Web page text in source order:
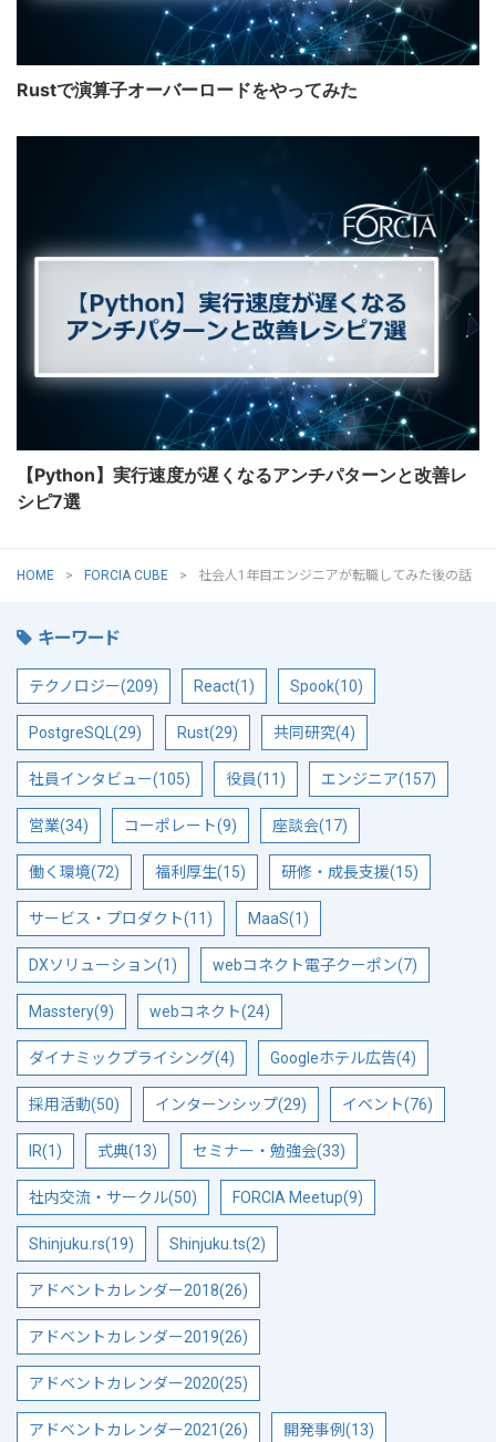
Rustで演算子オーバーロードをやってみた
【Python】実行速度が遅くなるアンチパターンと改善レ
シピ7選
HOME FORCIA CUBE 社会人1年目エンジニアが転職してみた後の話
キーワード
テクノロジー(209) React(1) Spook(10)
PostgreSQL(29) Rust(29) 共同研究(4)
社員インタビュー(105) 役員(11) エンジニア(157)
営業(34) コーポレート(9) 座談会(17)
働く環境(72) 福利厚生(15) 研修・成長支援(15)
サービス・プロダクト(11) MaaS(1)
DXソリューション(1) webコネクト電子クーポン(7)
Masstery(9) webコネクト(24)
ダイナミックプライシング(4) Googleホテル広告(4)
採用活動(50) インターンシップ(29) イベント(76)
IR(1) 式典(13) セミナー・勉強会(33)
社内交流・サークル(50) FORCIA Meetup(9)
Shinjuku.rs(19) Shinjuku.ts(2)
アドベントカレンダー2018(26)
アドベントカレンダー2019(26)
アドベントカレンダー2020(25)
アドベントカレンダー2021(26) 開発事例(13)